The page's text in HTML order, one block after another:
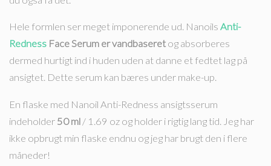
Hele formlen ser meget imponerende ud. Nanoils Anti-
Redness Face Serum er vandbaseret og absorberes
dermed hurtigt ind i huden uden at danne et fedtet lag på
ansigtet. Dette serum kan bæres under make-up.
En flaske med Nanoil Anti-Redness ansigtsserum
indeholder 50 ml / 1.69 oz og holder i rigtig lang tid. Jeg har
ikke opbrugt min flaske endnu og jeg har brugt den i flere
måneder!